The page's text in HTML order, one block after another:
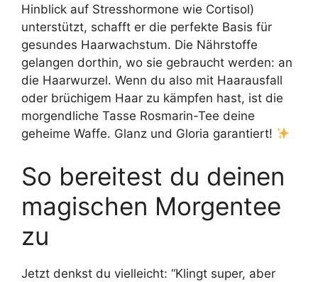
Hinblick auf Stresshormone wie Cortisol)
unterstützt, schafft er die perfekte Basis für
gesundes Haarwachstum. Die Nährstoffe
gelangen dorthin, wo sie gebraucht werden: an
die Haarwurzel. Wenn du also mit Haarausfall
oder brüchigem Haar zu kämpfen hast, ist die
morgendliche Tasse Rosmarin-Tee deine
geheime Waffe. Glanz und Gloria garantiert!
So bereitest du deinen
magischen Morgentee
zu
Jetzt denkst du vielleicht: “Klingt super, aber